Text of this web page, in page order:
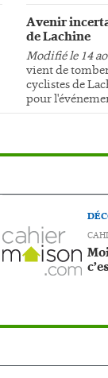
Avenir
de Lachine
Modifié le 14
vient de
cyclistes de
pour